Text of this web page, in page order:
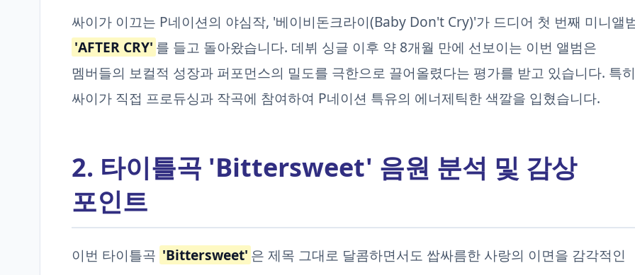
싸이가 이끄는 P네이션의 야심작, '베이비돈크라이(Baby Don't Cry)'가 드디어 첫 번째 미니앨
'AFTER CRY' 를 들고 돌아왔습니다. 데뷔 싱글 이후 약 8개월 만에 선보이는 이번 앨범은
멤버들의 보컬적 성장과 퍼포먼스의 밀도를 극한으로 끌어올렸다는 평가를 받고 있습니다. 특히
싸이가 직접 프로듀싱과 작곡에 참여하여 P네이션 특유의 에너제틱한 색깔을 입혔습니다.
2. 타이틀곡 'Bittersweet' 음원 분석 및 감상
포인트
이번 타이틀곡 'Bittersweet' 은 제목 그대로 달콤하면서도 쌉싸름한 사랑의 이면을 감각적인